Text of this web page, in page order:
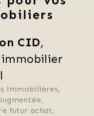
CID,
immobilières,
futur achat,